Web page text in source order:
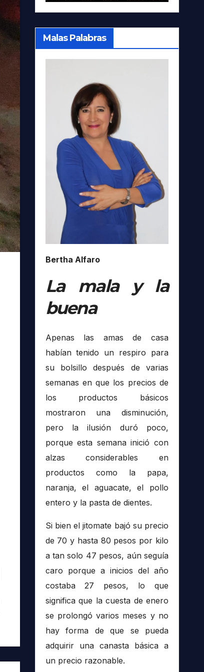
Malas Palabras
Bertha Alfaro
La mala y la
buena
Apenas las amas de casa
habían tenido un respiro para
su bolsillo después de varias
semanas en que los precios de
los productos básicos
mostraron una disminución,
pero la ilusión duró poco,
porque esta semana inició con
alzas considerables en
productos como la papa,
naranja, el aguacate, el pollo
entero y la pasta de dientes.
Si bien el jitomate bajó su precio
de 70 y hasta 80 pesos por kilo
a tan solo 47 pesos, aún seguía
caro porque a inicios del año
costaba 27 pesos, lo que
significa que la cuesta de enero
se prolongó varios meses y no
hay forma de que se pueda
adquirir una canasta básica a
un precio razonable.